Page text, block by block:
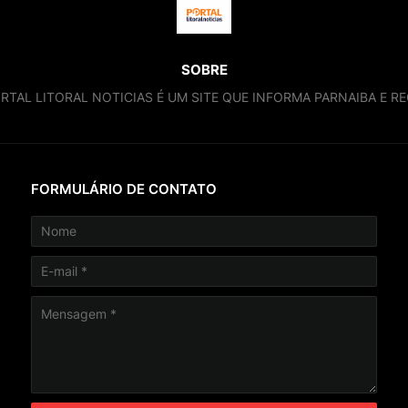
SOBRE
LITORAL NOTICIAS É UM SITE QUE INFORMA PARNAIBA E
FORMULÁRIO DE CONTATO